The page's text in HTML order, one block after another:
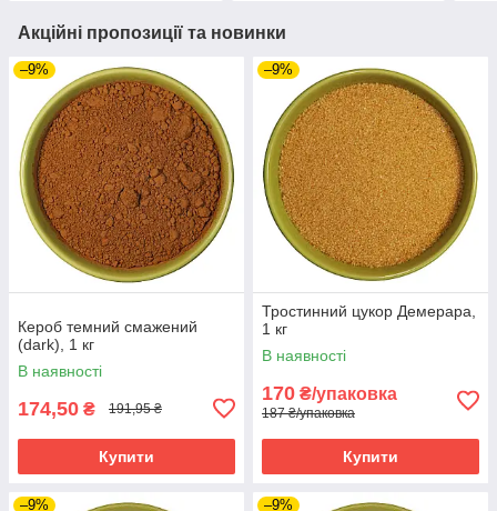
Акційні пропозиції та новинки
–9%
Кероб темний смажений
(dark), 1 кг
В наявності
174,50 ₴ 191,95 ₴
Купити
–9%
Тростинний цукор Демерара,
1 кг
В наявності
170 ₴/упаковка
187 ₴/упаковка
Купити
–9% –9%